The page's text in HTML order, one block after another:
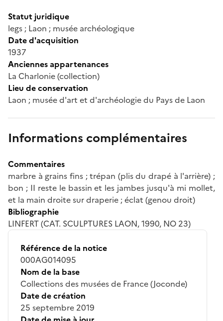
Statut juridique
legs ; Laon ; musée archéologique
Date d'acquisition
1937
Anciennes appartenances
La Charlonie (collection)
Lieu de conservation
Laon ; musée d'art et d'archéologie du Pays de Laon
Informations complémentaires
Commentaires
marbre à grains fins ; trépan (plis du drapé à l'arrière) ;
bon ; II reste le bassin et les jambes jusqu'à mi mollet,
et la main droite sur draperie ; éclat (genou droit)
Bibliographie
LINFERT (CAT. SCULPTURES LAON, 1990, NO 23)
Référence de la notice
000AG014095
Nom de la base
Collections des musées de France (Joconde)
Date de création
25 septembre 2019